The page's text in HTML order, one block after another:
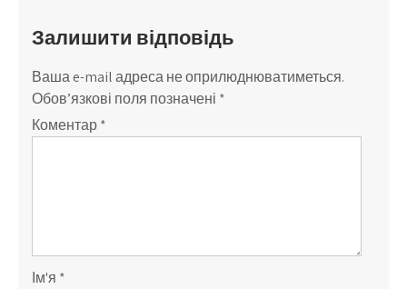
Залишити відповідь
Ваша e-mail адреса не оприлюднюватиметься.
Обов’язкові поля позначені *
Коментар*
Ім'я *